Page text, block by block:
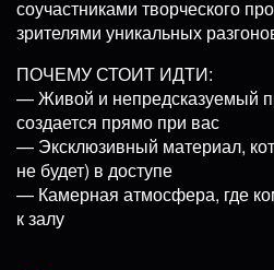
соучастниками творческого
зрителями уникальных
ПОЧЕМУ СТОИТ ИДТИ:
— Живой и непредсказуемый
создается прямо при вас
— Эксклюзивный материал,
не будет) в доступе
— Камерная атмосфера, где
к залу